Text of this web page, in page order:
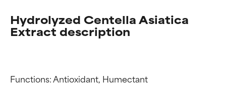
Hydrolyzed Centella Asiatica
Extract description
Functions: Antioxidant, Humectant